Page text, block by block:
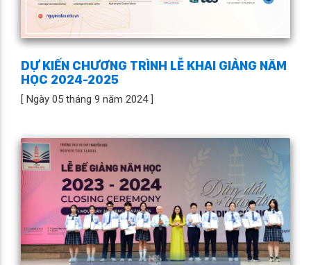
DỰ KIẾN CHƯƠNG TRÌNH LỄ KHAI GIẢNG NĂM
HỌC 2024-2025
[ Ngày 05 tháng 9 năm 2024 ]